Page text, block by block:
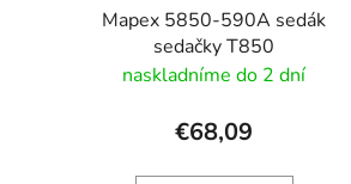
Mapex 5850-590A sedák
sedačky T850
naskladníme do 2 dní
€68,09